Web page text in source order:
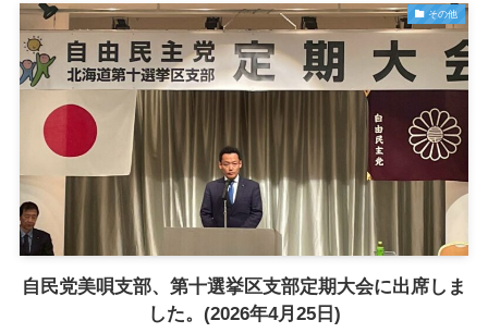
その他
自民党美唄支部、第十選挙区支部定期大会に出席しま
した。(2026年4月25日)